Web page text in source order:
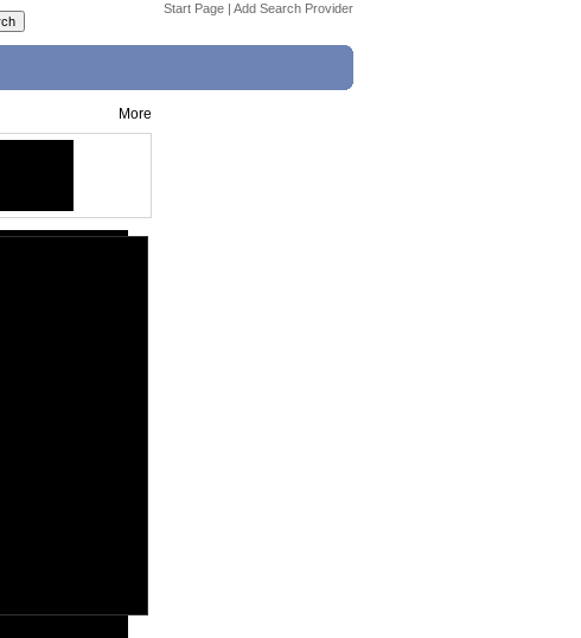
Start Page | Add Search Provider
More